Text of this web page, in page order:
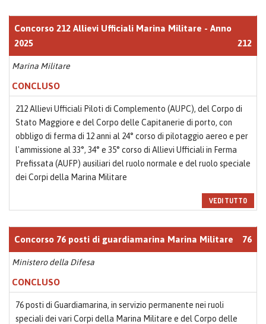
Concorso 212 Allievi Ufficiali Marina Militare - Anno
2025
212
Marina Militare
CONCLUSO
212 Allievi Ufficiali Piloti di Complemento (AUPC), del Corpo di
Stato Maggiore e del Corpo delle Capitanerie di porto, con
obbligo di ferma di 12 anni al 24° corso di pilotaggio aereo e per
l'ammissione al 33°, 34° e 35° corso di Allievi Ufficiali in Ferma
Prefissata (AUFP) ausiliari del ruolo normale e del ruolo speciale
dei Corpi della Marina Militare
VEDI TUTTO
Concorso 76 posti di guardiamarina Marina Militare 76
Ministero della Difesa
CONCLUSO
76 posti di Guardiamarina, in servizio permanente nei ruoli
speciali dei vari Corpi della Marina Militare e del Corpo delle